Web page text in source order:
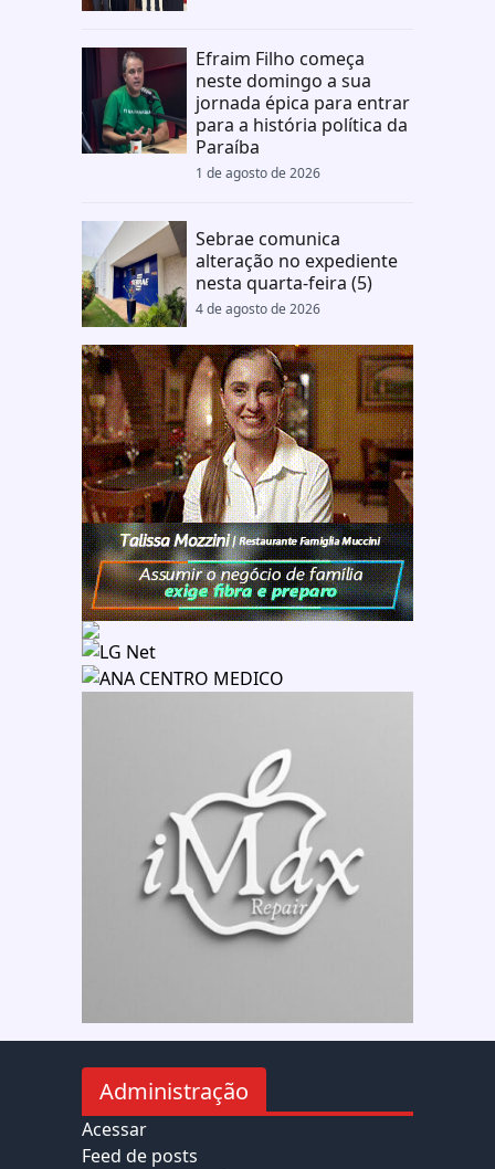
Efraim Filho começa
neste domingo a sua
jornada épica para entrar
para a história política da
Paraíba
1 de agosto de 2026
Sebrae comunica
alteração no expediente
nesta quarta-feira (5)
4 de agosto de 2026
Administração
Acessar
Feed de posts